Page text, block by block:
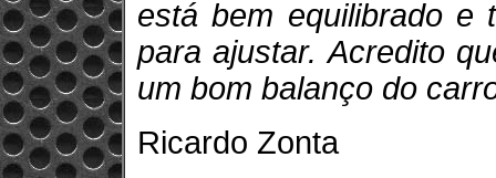
está bem equilibrado e
para ajustar. Acredito
um bom balanço do
Ricardo Zonta